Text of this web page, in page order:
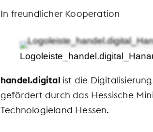
In freundlicher Kooperation
handel.digital ist die
gefördert durch das Hessische
Technologieland Hessen.